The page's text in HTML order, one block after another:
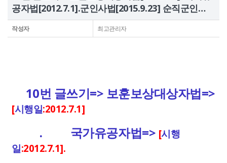
정보공개
HOME 유가족회원 로그인
기부금회원 로그인
공자법[2012.7.1].군인사법[2015.9.23] 순직군인…
작성자 최고관리자
10번 글쓰기=> 보훈보상대상자법=>
[시행일:2012.7.1]
. 국가유공자법=> [시행
일:2012.7.1].